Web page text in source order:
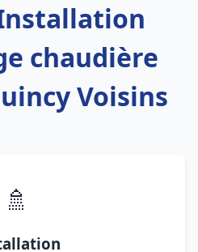
chaudière
Voisins
🚿